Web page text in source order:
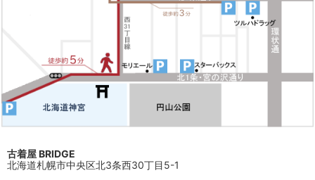
古着屋 BRIDGE
北海道札幌市中央区北3条西30丁目5-1